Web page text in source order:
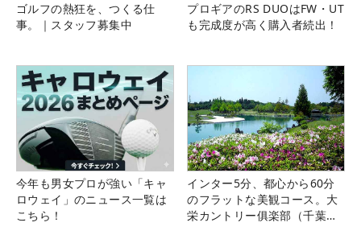
ゴルフの熱狂を、つくる仕
事。｜スタッフ募集中
プロギアのRS DUOはFW・UT
も完成度が高く購入者続出！
今年も男女プロが強い「キャ
ロウェイ」のニュース一覧は
こちら！
インター5分、都心から60分
のフラットな美観コース。大
栄カントリー俱楽部（千葉